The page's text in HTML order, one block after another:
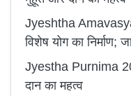
Jyeshtha
विशेष योग का निर्माण;
Jyestha Purnima
दान का महत्‍व